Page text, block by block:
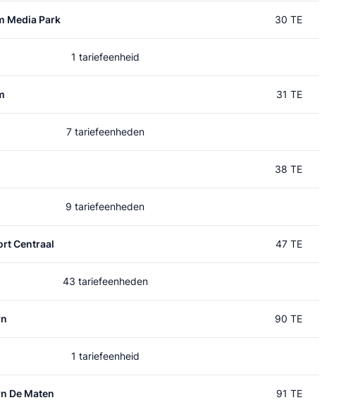
Media Park 30 TE
1 tariefeenheid
31 TE
7 tariefeenheden
38 TE
9 tariefeenheden
Centraal 47 TE
43 tariefeenheden
90 TE
1 tariefeenheid
De Maten 91 TE